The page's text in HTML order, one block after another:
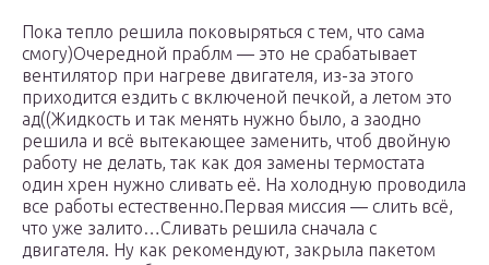
Пока тепло решила поковыряться с тем, что сама
смогу)Очередной праблм — это не срабатывает
вентилятор при нагреве двигателя, из-за этого
приходится ездить с включеной печкой, а летом это
ад((Жидкость и так менять нужно было, а заодно
решила и всё вытекающее заменить, чтоб двойную
работу не делать, так как доя замены термостата
один хрен нужно сливать её. На холодную проводила
все работы естественно.Первая миссия — слить всё,
что уже залито…Сливать решила сначала с
двигателя. Ну как рекомендуют, закрыла пакетом